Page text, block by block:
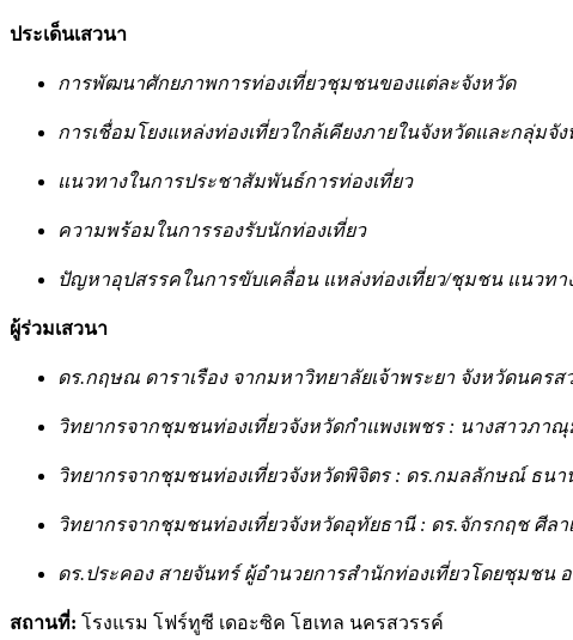
ประเด็นเสวนา
การพัฒนาศักยภาพการท่องเที่ยวชุมชนของแต่ละจังหวัด
การเชื่อมโยงแหล่งท่องเที่ยวใกล้เคียงภายในจังหวัดและกลุ่มจั
แนวทางในการประชาสัมพันธ์การท่องเที่ยว
ความพร้อมในการรองรับนักท่องเที่ยว
ปัญหาอุปสรรคในการขับเคลื่อน แหล่งท่องเที่ยว/ชุมชน แนวท
ผู้ร่วมเสวนา
ดร.กฤษณ ดาราเรือง จากมหาวิทยาลัยเจ้าพระยา จังหวัดนครส
วิทยากรจากชุมชนท่องเที่ยวจังหวัดกำแพงเพชร : นางสาวภา
วิทยากรจากชุมชนท่องเที่ยวจังหวัดพิจิตร : ดร.กมลลักษณ์ ธนา
วิทยากรจากชุมชนท่องเที่ยวจังหวัดอุทัยธานี : ดร.จักรกฤช ศี
ดร.ประคอง สายจันทร์ ผู้อำนวยการสำนักท่องเที่ยวโดยชุมชน
สถานที่: โรงแรม โฟร์ทูซี เดอะซิค โฮเทล นครสวรรค์